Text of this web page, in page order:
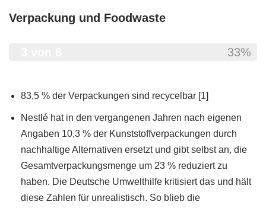
Verpackung und Foodwaste
33%
83,5 % der Verpackungen sind recycelbar [1]
Nestlé hat in den vergangenen Jahren nach eigenen
Angaben 10,3 % der Kunststoffverpackungen durch
nachhaltige Alternativen ersetzt und gibt selbst an, die
Gesamtverpackungsmenge um 23 % reduziert zu
haben. Die Deutsche Umwelthilfe kritisiert das und hält
diese Zahlen für unrealistisch. So blieb die